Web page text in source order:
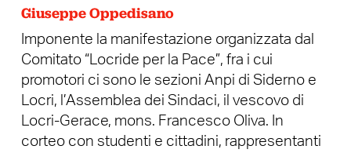
Giuseppe Oppedisano
Imponente la manifestazione organizzata dal
Comitato “Locride per la Pace”, fra i cui
promotori ci sono le sezioni Anpi di Siderno e
Locri, l’Assemblea dei Sindaci, il vescovo di
Locri-Gerace, mons. Francesco Oliva. In
corteo con studenti e cittadini, rappresentanti